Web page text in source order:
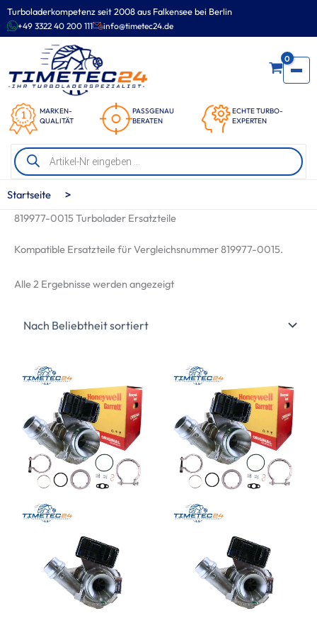
Turboladerkompetenz seit 2008 aus Falkensee bei Berlin
+49 3322 40 200 111 info@timetec24.de
MARKEN-
QUALITÄT
PASSGENAU
BERATEN
ECHTE TURBO-
EXPERTEN
0
Products
search
Zum
Inhalt
springen
Startseite >
819977-0015 Turbolader Ersatzteile
Kompatible Ersatzteile für Vergleichsnummer 819977-0015.
Alle 2 Ergebnisse werden angezeigtNach